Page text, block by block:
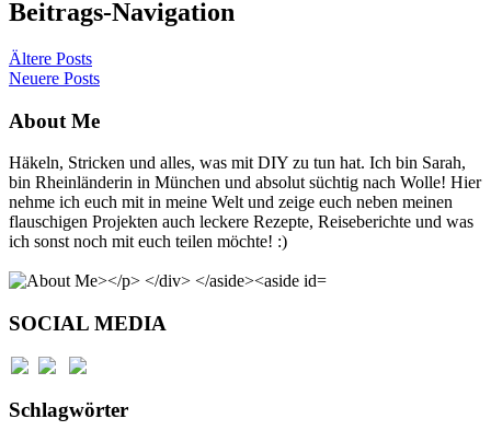
Beitrags-Navigation
Ältere Posts
Neuere Posts
About Me
Häkeln, Stricken und alles, was mit DIY zu tun hat. Ich bin Sarah,
bin Rheinländerin in München und absolut süchtig nach Wolle! Hier
nehme ich euch mit in meine Welt und zeige euch neben meinen
flauschigen Projekten auch leckere Rezepte, Reiseberichte und was
ich sonst noch mit euch teilen möchte! :)
SOCIAL MEDIA
Schlagwörter